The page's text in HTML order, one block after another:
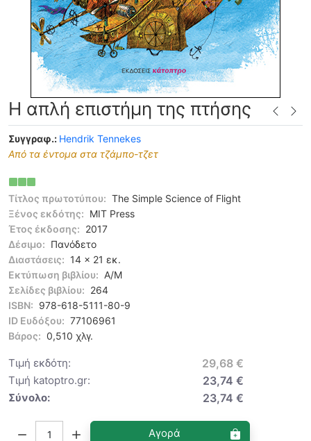
Η απλή επιστήμη της πτήσης
Συγγραφ.: Hendrik Tennekes
Από τα έντομα στα τζάμπο-τζετ
Τίτλος πρωτοτύπου: The Simple Science of Flight
Ξένος εκδότης: MIT Press
Έτος έκδοσης: 2017
Δέσιμο: Πανόδετο
Διαστάσεις: 14 x 21 εκ.
Εκτύπωση βιβλίου: Α/Μ
Σελίδες βιβλίου: 264
ISBN: 978-618-5111-80-9
ID Ευδόξου: 77106961
Βάρος: 0,510 χλγ.
Τιμή εκδότη: 29,68 €
Τιμή katoptro.gr: 23,74 €
Σύνολο: 23,74 €
Αγορά